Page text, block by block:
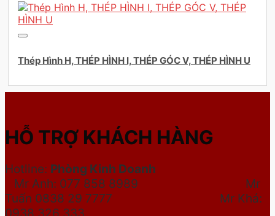
Thép Hình H, THÉP HÌNH I, THÉP GÓC V, THÉP HÌNH U
HỖ TRỢ KHÁCH HÀNG
Hotline: Phòng Kinh Doanh
Mr Anh: 077 858 8989 Mr
Tuấn 0838 29 7777 Mr Khá:
0938 326 333